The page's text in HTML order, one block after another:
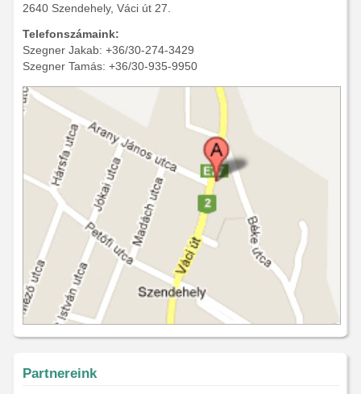
2640 Szendehely, Váci út 27.
Telefonszámaink:
Szegner Jakab: +36/30-274-3429
Szegner Tamás: +36/30-935-9950
Partnereink